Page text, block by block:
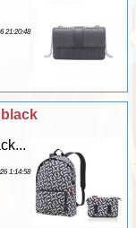
21:20:48
1:14:58